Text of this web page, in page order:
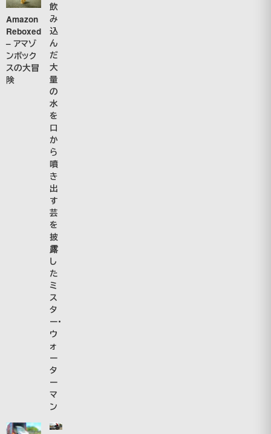
Amazon
Reboxed
– アマゾ
ンボック
スの大冒
険
飲
み
込
ん
だ
大
量
の
水
を
口
か
ら
噴
き
出
す
芸
を
披
露
し
た
ミ
ス
タ
ー・
ウ
ォ
ー
タ
ー
マ
ン